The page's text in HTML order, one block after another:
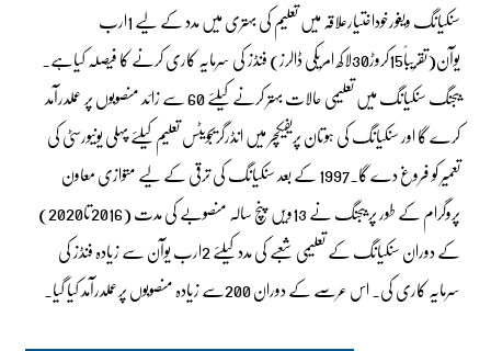
سنکیانگ ویغورخوداختیارعلاقہ میں تعلیم کی بہتری میں مدد کے لیے 1ارب
یوآن(تقریباً15کروڑ30لاکھ امریکی ڈالرز) فنڈز کی سرمایہ کاری کرنے کا فیصلہ کیاہے۔
بیجنگ سنکیانگ میں تعلیمی حالات بہتر کرنے کیلئے 60 سے زائد منصوبوں پر عملدرآمد
کرے گا اور سنکیانگ کی ہوتان پریفیکچر میں انڈرگریجویٹس تعلیم کیلئے پہلی یونیورسٹی کی
تعمیر کو فروغ دے گا۔1997 کے بعد سنکیانگ کی ترقی کے لیے متوازی معاون
پروگرام کے طور پر بیجنگ نے 13ویں پنچ سالہ منصوبے کی مدت (2016تا2020)
کے دوران سنکیانگ کے تعلیمی شعبے کی مدد کیلئے 2ارب یوآن سے زیادہ فنڈز کی
سرمایہ کاری کی۔ اس عرصے کے دوران 200سے زیادہ منصوبوں پرعملدرآمد کیا گیا۔